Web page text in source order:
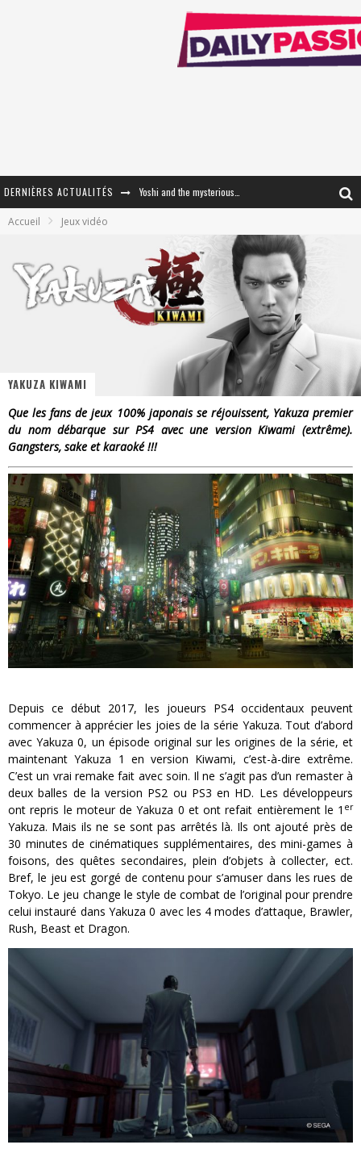
DERNIÈRES ACTUALITÉS « WOLF-MAN / Integrale Tomes 1 et 2 » - Cruelle Vengeance !
« Le Béton et le Bambou / Propositions pour Mayotte et le Monde. » - Améliorations !
Star Fox
PsyRiver 2026 : la magie revient sur les rives de l’Aar
« MOFUSAND / Parler Japonais » – Des Expressions Pratiques !
« Dr Wertham / L’homme qui étudia les tueurs en série » - Un Métier à Risque !
« Le Vent dand les Saules » - Une Belle Histoire !
Splatoon Raiders
Yoshi and the mysterious book
Accueil Jeux vidéo
YAKUZA KIWAMI
Que les fans de jeux 100% japonais se réjouissent, Yakuza premier
du nom débarque sur PS4 avec une version Kiwami (extrême).
Gangsters, sake et karaoké !!!
Depuis ce début 2017, les joueurs PS4 occidentaux peuvent
commencer à apprécier les joies de la série Yakuza. Tout d’abord
avec Yakuza 0, un épisode original sur les origines de la série, et
maintenant Yakuza 1 en version Kiwami, c’est-à-dire extrême.
C’est un vrai remake fait avec soin. Il ne s’agit pas d’un remaster à
deux balles de la version PS2 ou PS3 en HD. Les développeurs
ont repris le moteur de Yakuza 0 et ont refait entièrement le 1 er
Yakuza. Mais ils ne se sont pas arrêtés là. Ils ont ajouté près de
30 minutes de cinématiques supplémentaires, des mini-games à
foisons, des quêtes secondaires, plein d’objets à collecter, ect.
Bref, le jeu est gorgé de contenu pour s’amuser dans les rues de
Tokyo. Le jeu change le style de combat de l’original pour prendre
celui instauré dans Yakuza 0 avec les 4 modes d’attaque, Brawler,
Rush, Beast et Dragon.